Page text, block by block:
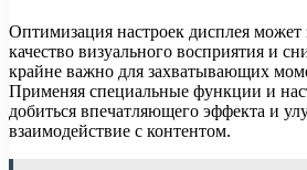
Оптимизация настроек дисплея может
качество визуального восприятия и
крайне важно для захватывающих
Применяя специальные функции и
добиться впечатляющего эффекта и
взаимодействие с контентом.